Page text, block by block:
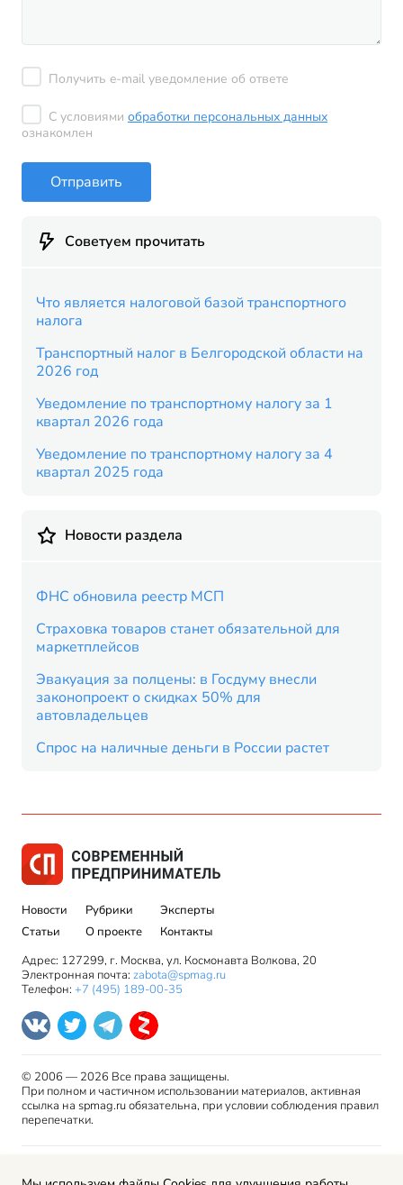
Получить e-mail уведомление об ответе
С условиями обработки персональных данных
ознакомлен
Отправить
Советуем прочитать
Что является налоговой базой транспортного
налога
Транспортный налог в Белгородской области на
2026 год
Уведомление по транспортному налогу за 1
квартал 2026 года
Уведомление по транспортному налогу за 4
квартал 2025 года
Новости раздела
ФНС обновила реестр МСП
Страховка товаров станет обязательной для
маркетплейсов
Эвакуация за полцены: в Госдуму внесли
законопроект о скидках 50% для
автовладельцев
Спрос на наличные деньги в России растет
Новости
Статьи
Рубрики
О проекте
Эксперты
Контакты
Адрес: 127299, г. Москва, ул. Космонавта Волкова, 20
Электронная почта: zabota@spmag.ru
Телефон: +7 (495) 189-00-35
© 2006 — 2026 Все права защищены.
При полном и частичном использовании материалов, активная
ссылка на spmag.ru обязательна, при условии соблюдения правил
перепечатки.